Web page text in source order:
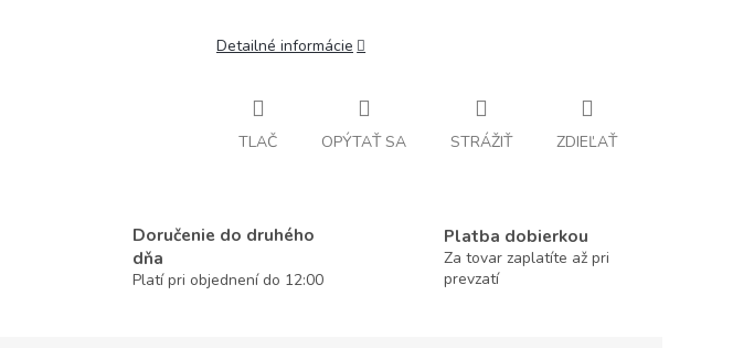
Detailné informácie
TLAČ OPÝTAŤ SA STRÁŽIŤ ZDIEĽAŤ
Doručenie do druhého
dňa
Platí pri objednení do 12:00
Platba dobierkou
Za tovar zaplatíte až pri
prevzatí